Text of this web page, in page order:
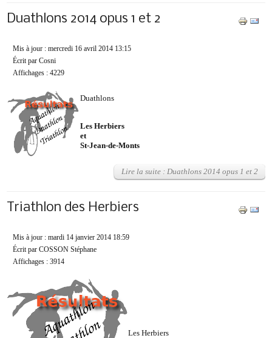
Duathlons 2014 opus 1 et 2
Mis à jour : mercredi 16 avril 2014 13:15
Écrit par Cosni
Affichages : 4229
Duathlons
Les Herbiers
et
St-Jean-de-Monts
Lire la suite : Duathlons 2014 opus 1 et 2
Triathlon des Herbiers
Mis à jour : mardi 14 janvier 2014 18:59
Écrit par COSSON Stéphane
Affichages : 3914
Les Herbiers